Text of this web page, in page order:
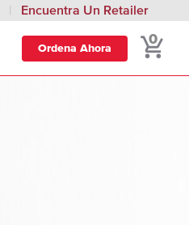
Encuentra Un Retailer
Ordena Ahora
0